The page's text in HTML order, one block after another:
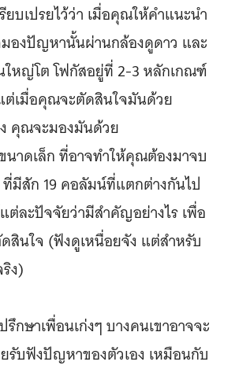
ยบเปรยไว้ว่า เมื่อคุณให้คำแนะนำ
องปัญหานั้นผ่านกล้องดูดาว และ
หญ่โต โฟกัสอยู่ที่ 2-3 หลักเกณฑ์
ต่เมื่อคุณจะตัดสินใจมันด้วย
คุณจะมองมันด้วย
นาดเล็ก ที่อาจทำให้คุณต้องมาจบ
ที่มีสัก 19 คอลัมน์ที่แตกต่างกันไป
ต่ละปัจจัยว่ามีสำคัญอย่างไร เพื่อ
สินใจ (ฟังดูเหนื่อยจัง แต่สำหรับ
ง)
กษาเพื่อนเก่งๆ บางคนเขาอาจจะ
รับฟังปัญหาของตัวเอง เหมือนกับ